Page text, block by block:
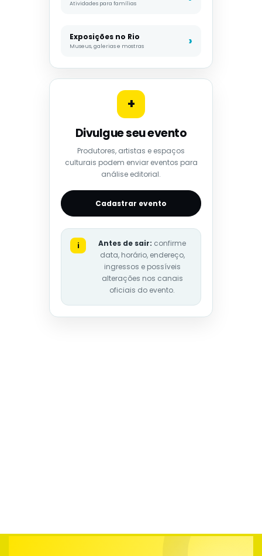
Atividades para famílias
Exposições no Rio
Museus, galerias e mostras
+
Divulgue seu evento
Produtores, artistas e espaços
culturais podem enviar eventos para
análise editorial.
Cadastrar evento
i Antes de sair: confirme
data, horário, endereço,
ingressos e possíveis
alterações nos canais
oficiais do evento.